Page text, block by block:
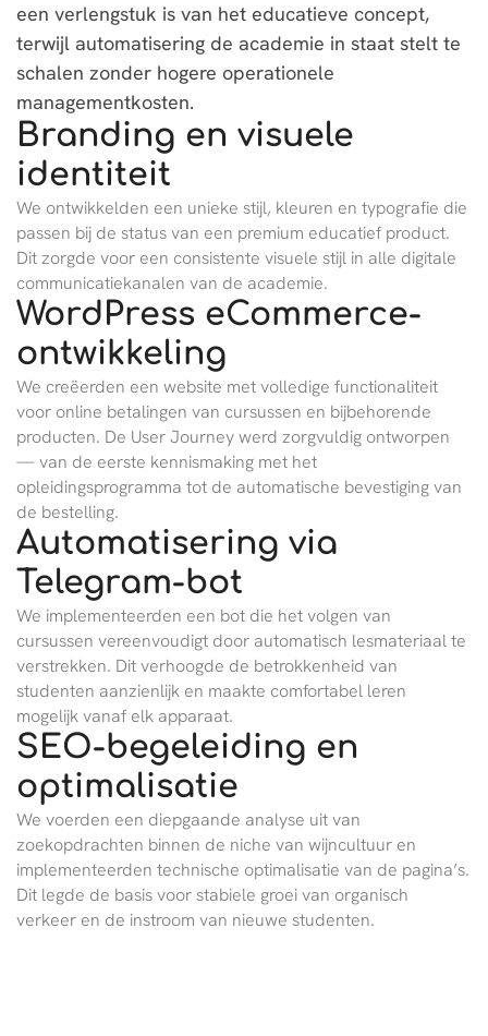
een verlengstuk is van het educatieve concept,
terwijl automatisering de academie in staat stelt te
schalen zonder hogere operationele
managementkosten.
Branding en visuele
identiteit
We ontwikkelden een unieke stijl, kleuren en typografie die
passen bij de status van een premium educatief product.
Dit zorgde voor een consistente visuele stijl in alle digitale
communicatiekanalen van de academie.
WordPress eCommerce-
ontwikkeling
We creëerden een website met volledige functionaliteit
voor online betalingen van cursussen en bijbehorende
producten. De User Journey werd zorgvuldig ontworpen
— van de eerste kennismaking met het
opleidingsprogramma tot de automatische bevestiging van
de bestelling.
Automatisering via
Telegram-bot
We implementeerden een bot die het volgen van
cursussen vereenvoudigt door automatisch lesmateriaal te
verstrekken. Dit verhoogde de betrokkenheid van
studenten aanzienlijk en maakte comfortabel leren
mogelijk vanaf elk apparaat.
SEO-begeleiding en
optimalisatie
We voerden een diepgaande analyse uit van
zoekopdrachten binnen de niche van wijncultuur en
implementeerden technische optimalisatie van de pagina’s.
Dit legde de basis voor stabiele groei van organisch
verkeer en de instroom van nieuwe studenten.